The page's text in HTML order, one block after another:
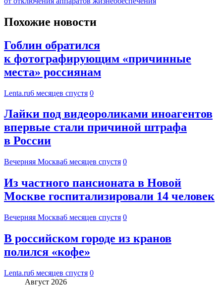
Похожие новости
Гоблин обратился
к фотографирующим «причинные
места» россиянам
Lenta.ru6 месяцев спустя 0
Лайки под видеороликами иноагентов
впервые стали причиной штрафа
в России
Вечерняя Москва6 месяцев спустя 0
Из частного пансионата в Новой
Москве госпитализировали 14 человек
Вечерняя Москва6 месяцев спустя 0
В российском городе из кранов
полился «кофе»
Lenta.ru6 месяцев спустя 0
Август 2026